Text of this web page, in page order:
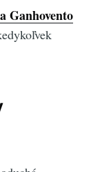
Ganhovento